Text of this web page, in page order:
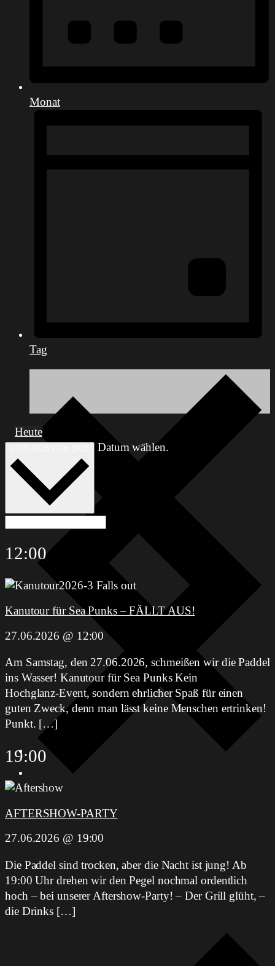
Monat
Tag
Heute
Datum wählen.
12:00
Kanutour für Sea Punks – FÄLLT AUS!
27.06.2026 @ 12:00
Am Samstag, den 27.06.2026, schmeißen wir die Paddel
ins Wasser! Kanutour für Sea Punks Kein
Hochglanz‑Event, sondern ehrlicher Spaß für einen
guten Zweck, denn man lässt keine Menschen ertrinken!
Punkt. […]
19:00
AFTERSHOW-PARTY
27.06.2026 @ 19:00
Die Paddel sind trocken, aber die Nacht ist jung! Ab
19:00 Uhr drehen wir den Pegel nochmal ordentlich
hoch – bei unserer Aftershow-Party! – Der Grill glüht, –
die Drinks […]